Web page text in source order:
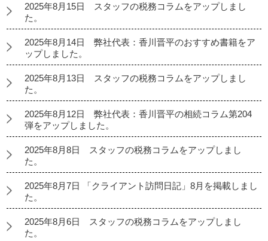
2025年8月15日 スタッフの税務コラムをアップしまし
た。
2025年8月14日 弊社代表：香川晋平のおすすめ書籍をア
ップしました。
2025年8月13日 スタッフの税務コラムをアップしまし
た。
2025年8月12日 弊社代表：香川晋平の相続コラム第204
弾をアップしました。
2025年8月8日 スタッフの税務コラムをアップしまし
た。
2025年8月7日 「クライアント訪問日記」8月を掲載しまし
た。
2025年8月6日 スタッフの税務コラムをアップしまし
た。